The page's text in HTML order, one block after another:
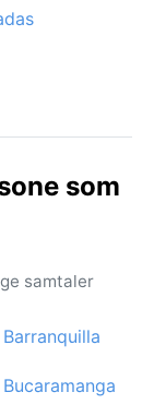
som
samtaler